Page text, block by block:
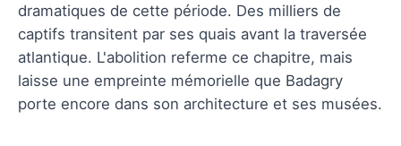
dramatiques de cette période. Des milliers de
captifs transitent par ses quais avant la traversée
atlantique. L'abolition referme ce chapitre, mais
laisse une empreinte mémorielle que Badagry
porte encore dans son architecture et ses musées.